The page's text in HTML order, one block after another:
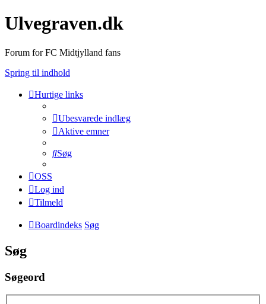
Ulvegraven.dk
Forum for FC Midtjylland fans
Spring til indhold
Hurtige links
Ubesvarede indlæg
Aktive emner
Søg
OSS
Log ind
Tilmeld
Boardindeks Søg
Søg
Søgeord